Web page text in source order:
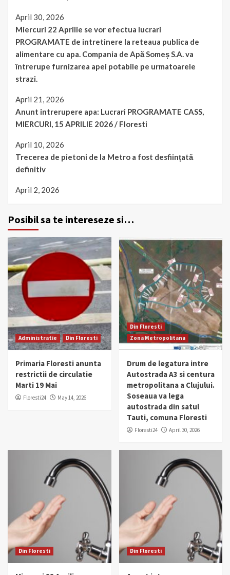
April 30, 2026
Miercuri 22 Aprilie se vor efectua lucrari
PROGRAMATE de intretinere la reteaua publica de
alimentare cu apa. Compania de Apă Someș S.A. va
întrerupe furnizarea apei potabile pe urmatoarele
strazi.
April 21, 2026
Anunt intrerupere apa: Lucrari PROGRAMATE CASS,
MIERCURI, 15 APRILIE 2026 / Floresti
April 10, 2026
Trecerea de pietoni de la Metro a fost desființată
definitiv
April 2, 2026
Posibil sa te intereseze si…
Administratie Din Floresti
Primaria Floresti anunta
restrictii de circulatie
Marti 19 Mai
Floresti24 May 14, 2026
Din Floresti
Zona Metropolitana
Drum de legatura intre
Autostrada A3 si centura
metropolitana a Clujului.
Soseaua va lega
autostrada din satul
Tauti, comuna Floresti
Floresti24 April 30, 2026
Din Floresti Din Floresti